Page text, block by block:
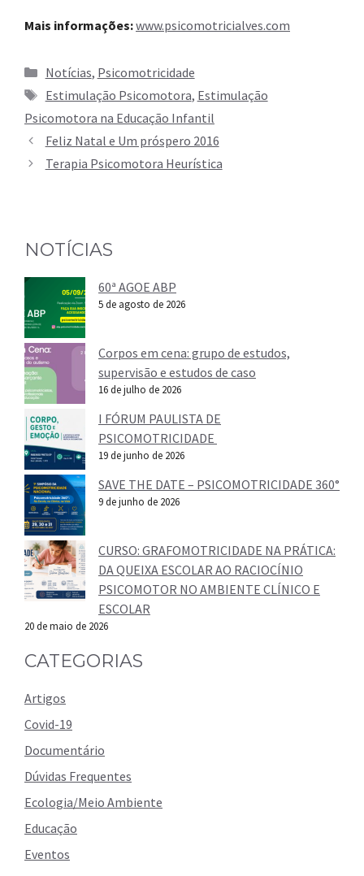
Mais informações:www.psicomotricialves.com
Categorias
Notícias, Psicomotricidade
Tags
Estimulação Psicomotora, Estimulação
Psicomotora na Educação Infantil
Feliz Natal e Um próspero 2016
Terapia Psicomotora Heurística
NOTÍCIAS
60ª AGOE ABP
5 de agosto de 2026
Corpos em cena: grupo de estudos,
supervisão e estudos de caso
16 de julho de 2026
I FÓRUM PAULISTA DE
PSICOMOTRICIDADE
19 de junho de 2026
SAVE THE DATE – PSICOMOTRICIDADE 360°
9 de junho de 2026
CURSO: GRAFOMOTRICIDADE NA PRÁTICA:
DA QUEIXA ESCOLAR AO RACIOCÍNIO
PSICOMOTOR NO AMBIENTE CLÍNICO E
ESCOLAR
20 de maio de 2026
CATEGORIAS
Artigos
Covid-19
Documentário
Dúvidas Frequentes
Ecologia/Meio Ambiente
Educação
Eventos